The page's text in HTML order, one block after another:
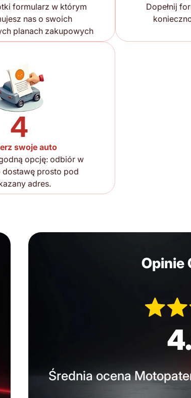
formularz w którym
nas o swoich
planach zakupowych
Dopełnij
4
swoje auto
opcję: odbiór w
dostawę prosto pod
adres.
Opinie
Średnia ocena